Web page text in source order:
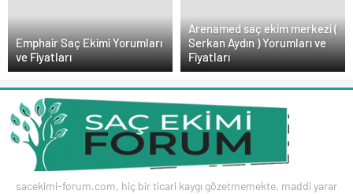
Emphair Saç Ekimi Yorumları
ve Fiyatları
Arenamed saç ekim merkezi (
Serkan Aydın ) Yorumları ve
Fiyatları
sacekimi-forum.com, hiç bir ticari kaygı gözetmemekte, maddi yarar